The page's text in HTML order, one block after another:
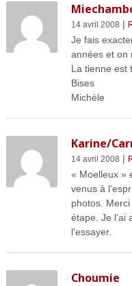
14 avril 2008 |
Je fais
années et on
La tienne est
Bises
Michèle
Karine/
14 avril 2008 |
« Moelleux »
venus à
photos.
étape. Je l’ai
l’essayer.
Choumie